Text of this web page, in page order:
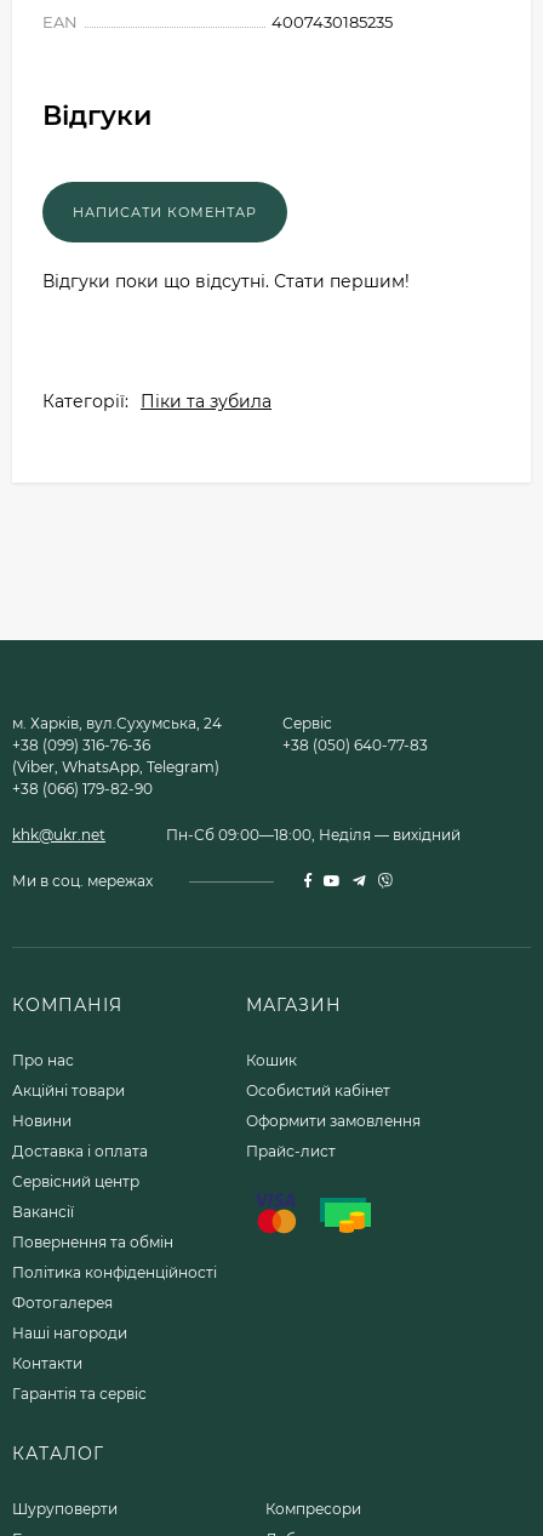
EAN
4007430185235
Відгуки
Відгуки поки що відсутні. Стати першим!
Категорії: Піки та зубила
м. Харків, вул.Сухумська, 24
+38 (099) 316-76-36
(Viber, WhatsApp, Telegram)
+38 (066) 179-82-90
Сервіс
+38 (050) 640-77-83
khk@ukr.net Пн-Сб 09:00—18:00, Неділя — вихідний
Ми в соц. мережах
КОМПАНІЯ
Про нас
Акційні товари
Новини
Доставка і оплата
Сервісний центр
Вакансії
Повернення та обмін
Політика конфіденційності
Фотогалерея
Наші нагороди
Контакти
Гарантія та сервіс
МАГАЗИН
Кошик
Особистий кабінет
Оформити замовлення
Прайс-лист
КАТАЛОГ
Шуруповерти
Компресори